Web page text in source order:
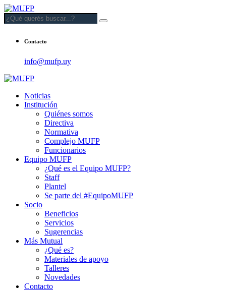
Contacto
info@mufp.uy
Noticias
Institución
Quiénes somos
Directiva
Normativa
Complejo MUFP
Funcionarios
Equipo MUFP
¿Qué es el Equipo MUFP?
Staff
Plantel
Se parte del #EquipoMUFP
Socio
Beneficios
Servicios
Sugerencias
Más Mutual
¿Qué es?
Materiales de apoyo
Talleres
Novedades
Contacto